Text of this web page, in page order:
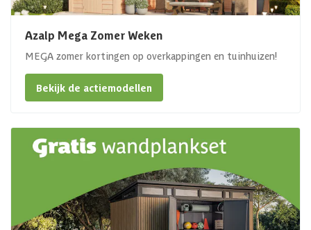
Azalp Mega Zomer Weken
MEGA zomer kortingen op overkappingen en tuinhuizen!
Bekijk de actiemodellen